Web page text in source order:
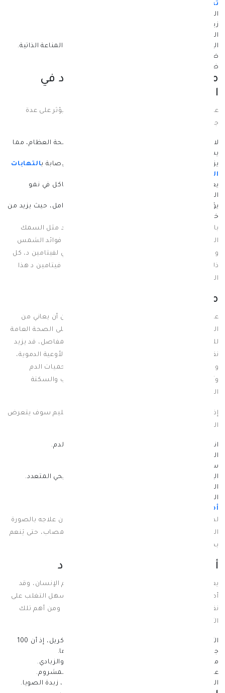
تساقط الشعر
الضعف الجنسي وعدم الرغبة فيه شيئا فشيء.
زيادة الشعور بالكسل والرغبة في النوم دائماً.
الوزن الزائد ووجود صعوبة في التخلص منه.
الإصابة بأمراض القلب والسكتة الدماغية وأمراض المناعة الذاتية.
ضعف ولين في العظام.
ضعف بنية الأسنان خاصة عند الأطفال.
ماذا يحدث عند نقص فيتامين د في
الجسم؟
عندما يحدث نقص فيتامين د في الجسم، فإن ذلك يؤثر على عدة
جوانب للصحة مثل ما يلي:
لا يحدث امتصاص كافي للكالسيوم للحفاظ على صحة العظام، مما
يسبب هشاشة العظام وزيادة التعرض للكسر.
يزيد نقص هذا الفيتامين في الجسم من احتمالية الإصابة بالتهابات
المفاصل
يعاني الأطفال المصابون بنقص فيتامين د من مشاكل في نمو
العظام ومشاكل تؤثر على العين.
يؤثر نقص الفيتامين D أيضًا على صحة النساء الحوامل، حيث يزيد من
خطر ولادة الأطفال الصغيرة الحجم.
بالتالي، من المهم تناول الأطعمة الغنية بفيتامين د مثل السمك
الدهني والحليب المدعم بفيتامين د والاستفادة من فوائد الشمس
وذلك باعتبار أن أشعة الشمس هي المصدر الرئيسي لفيتامين د، كل
ذلك لضمان حصول الجسم على الكمية الكافية من فيتامين د هذا
الفيتامين الهام.
مضاعفات نقص فيتامين د
عندما يعاني الجسم من نقص فيتامين د، فإنه يمكن أن يعاني من
العديد من المضاعفات الصحية التي قد تؤثر سلبًا على الصحة العامة
للفرد، فبالإضافة إلى الآثار السلبية على العظام والمفاصل، قد يزيد
نقص فيتامين د من خطر الإصابة بأمراض القلب والأوعية الدموية،
وزيادة خطر الإصابة ب
وفرط شحميات الدم
وأمراض الأوعية الدموية الطرفية وحتى قصور القلب والسكتة
الدماغية.
إذا تم ترك نقص فيتامين د دون علاجه بالشكل السليم سوف يتعرض
المصاب به إلى المضاعفات التالية:
انخفاض في مستوى (الفوسفات والكالسيوم) في الدم.
الكساح بجميع درجاته للأطفال.
سرطان القولون والثدي
الإصابة
مرض الذئبة والتصلب اللويحي المتعدد.
التهاب المفاصل الروماتويدي.
الزهايمر والخرف والاكتئاب وانفصام الشخصية.
أمراض القلب
لذلك… لا يفضل ترك نقص فيتامين د في الجسم دون علاجه بالصورة
السليمة أو اللجوء للعلاج الطبي المناسب لسن المصاب، حتى يَنعم
بحياة صحية أفضل.
أهم الاطعمة الغنية بفيتامين د
يعتبر فيتامين د من العناصر المغذية الهامة لجسم الإنسان، وقد
أصبح نقصه شائعًا في العصر الحالي. ولكن، من السهل التغلب على
نقص فيتامين د من خلال تناول الأطعمة الغنية به، ومن أهم تلك
الأطعمة هي:
الأسماك الدهنية مثل: السلمون، والسردين، والماكريل، إذ أن 100
جرام منها توفر 91% من الكمية اليومية الموصى بها.
منتجات الألبان مثل الحليب كامل الدسم، والجبن، والزبادي.
عصير البرتقال.
نبات المشروم.
الشوفان.
منتجات الصويا مثل حليب الصويا، زبدة الصويا.